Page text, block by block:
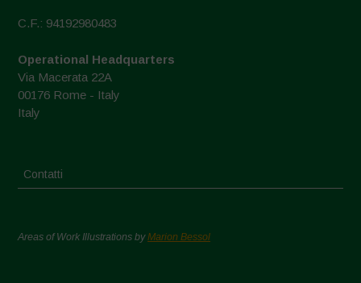
C.F.: 94192980483
Operational Headquarters
Via Macerata 22A
00176 Rome - Italy
Italy
Contatti
Areas of Work Illustrations byMarion Bessol